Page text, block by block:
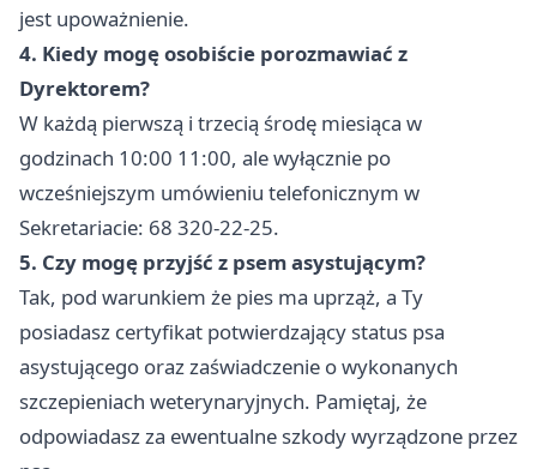
jest upoważnienie.
4. Kiedy mogę osobiście porozmawiać z
Dyrektorem?
W każdą pierwszą i trzecią środę miesiąca w
godzinach 10:00 11:00, ale wyłącznie po
wcześniejszym umówieniu telefonicznym w
Sekretariacie: 68 320-22-25.
5. Czy mogę przyjść z psem asystującym?
Tak, pod warunkiem że pies ma uprząż, a Ty
posiadasz certyfikat potwierdzający status psa
asystującego oraz zaświadczenie o wykonanych
szczepieniach weterynaryjnych. Pamiętaj, że
odpowiadasz za ewentualne szkody wyrządzone przez